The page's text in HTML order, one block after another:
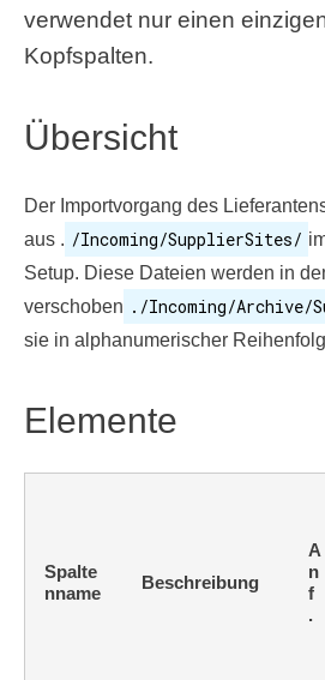
verwendet nur einen
Kopfspalten.
Übersicht
Der Importvorgang des
aus . /Incoming/SupplierSites/
Setup. Diese Dateien werden in
verschoben ./Incoming/Archive/
sie in alphanumerischer
Elemente
Spalte
nname
Beschreibung
A
n
f
.